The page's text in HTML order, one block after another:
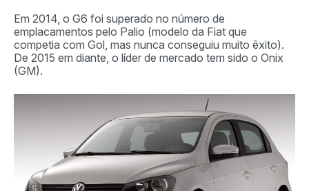
Em 2014, o G6 foi superado no número de
emplacamentos pelo Palio (modelo da Fiat que
competia com Gol, mas nunca conseguiu muito êxito).
De 2015 em diante, o líder de mercado tem sido o Onix
(GM).